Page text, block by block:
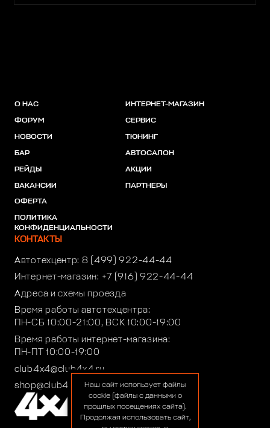
О НАС
ФОРУМ
НОВОСТИ
БАР
РЕЙДЫ
ВАКАНСИИ
ОФЕРТА
ПОЛИТИКА
КОНФИДЕНЦИАЛЬНОСТИ
ИНТЕРНЕТ-МАГАЗИН
СЕРВИС
ТЮНИНГ
АВТОСАЛОН
АКЦИИ
ПАРТНЕРЫ
КОНТАКТЫ
Автотехцентр: 8 (499) 922-44-44
Интернет-магазин: +7 (916) 922-44-44
Адреса и схемы проезда
Время работы автотехцентра:
ПН-СБ 10:00-21:00, ВСК 10:00-19:00
Время работы интернет-магазина:
ПН-ПТ 10:00-19:00
club4x4@club4x4.ru
shop@club4x4.ruНаш сайт использует файлы
cookie (файлы с данными о
прошлых посещениях сайта).
Продолжая использовать сайт,